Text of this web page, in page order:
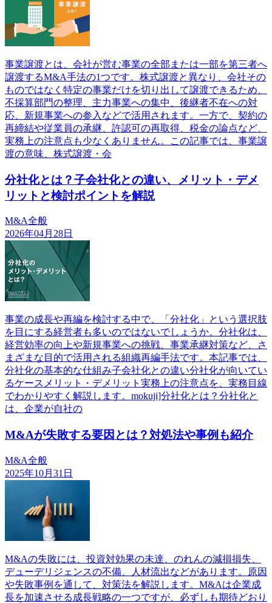
事業譲渡とは、会社が営む事業の全部または一部を第三者へ
譲渡するM&A手法の1つです。株式譲渡と異なり、会社その
ものではなく特定の事業だけを切り出して譲渡できるため、
不採算部門の整理、主力事業への集中、後継者不在への対
応、新規事業への参入などで活用されます。一方で、契約の
再締結や従業員の承継、許認可の再取得、税金の論点など、
実務上の注意点も少なくありません。この記事では、事業譲
渡の意味、株式譲渡・会
分社化とは？子会社化との違い、メリット・デメ
リットと検討ポイントを解説
M&A全般
2026年04月28日
事業の成長や再編を検討する中で、「分社化」という選択肢
を目にする経営者も多いのではないでしょうか。分社化は、
経営効率の向上や新規事業への挑戦、事業承継対策など、さ
まざまな目的で活用される組織再編手法です。本記事では、
分社化の基本的な仕組み子会社化との違い分社化が向いてい
るケースメリット・デメリット実務上の注意点を、実務目線
でわかりやすく解説します。mokuji]分社化とは？分社化と
は、企業が自社の
M&Aが失敗する要因とは？対処法や事例も紹介
M&A全般
2025年10月31日
M&Aの失敗には、投資対効果の未達、のれんの減損損失、
デューデリジェンスの不備、人材流出などがあります。原因
や失敗事例を通して、対策法を解説します。M&Aは企業成
長を加速させる成長戦略の一つですが、必ずしも期待どおり